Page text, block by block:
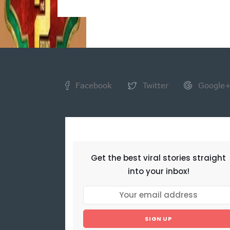
Facebook Twitter Google+
Get the best viral stories straight
into your inbox!
SIGN UP